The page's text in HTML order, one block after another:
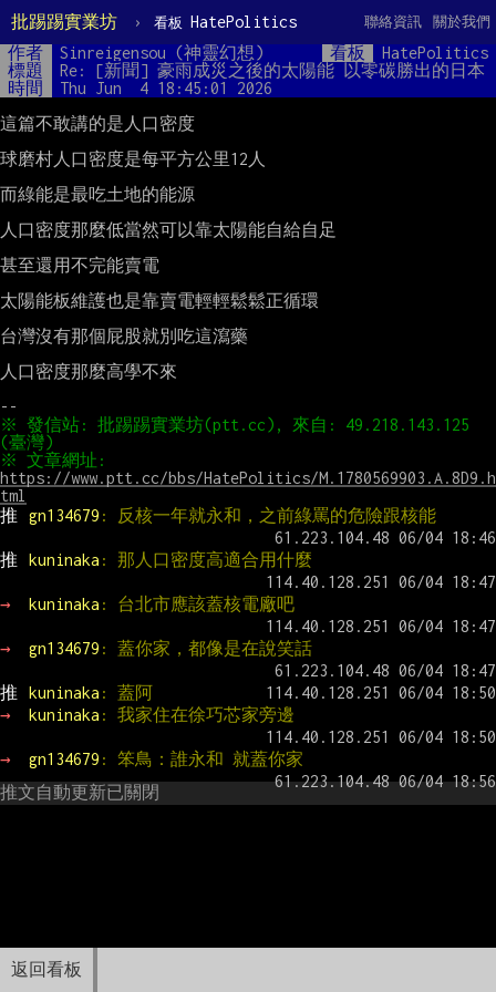
批踢踢實業坊 › 看板 HatePolitics 關於我們
聯絡資訊
返回看板
作者 Sinreigensou (神靈幻想) 看板
HatePolitics
標題
Re: [新聞] 豪雨成災之後的太陽能 以零碳勝出的日本
時間
Thu Jun  4 18:45:01 2026
這篇不敢講的是人口密度
球磨村人口密度是每平方公里12人
而綠能是最吃土地的能源
人口密度那麼低當然可以靠太陽能自給自足
甚至還用不完能賣電
太陽能板維護也是靠賣電輕輕鬆鬆正循環
台灣沒有那個屁股就別吃這瀉藥
人口密度那麼高學不來
※ 發信站: 批踢踢實業坊(ptt.cc), 來自: 49.218.143.125
https://www.ptt.cc/bbs/HatePolitics/M.1780569903.A.8D9.h
tml
推
gn134679 : 反核一年就永和，之前綠罵的危險跟核能
推 kuninaka : 那人口密度高適合用什麼
→ kuninaka : 台北市應該蓋核電廠吧
→ gn134679 : 蓋你家，都像是在說笑話
推 kuninaka : 蓋阿
→
kuninaka : 我家住在徐巧芯家旁邊
→ gn134679 : 笨鳥：誰永和 就蓋你家
推文自動更新已關閉